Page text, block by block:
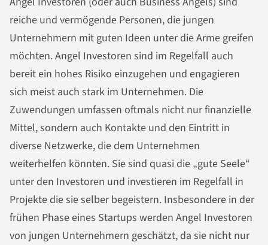
reiche und vermögende Personen, die jungen
Unternehmern mit guten Ideen unter die Arme greifen
möchten. Angel Investoren sind im Regelfall auch
bereit ein hohes Risiko einzugehen und engagieren
sich meist auch stark im Unternehmen. Die
Zuwendungen umfassen oftmals nicht nur finanzielle
Mittel, sondern auch Kontakte und den Eintritt in
diverse Netzwerke, die dem Unternehmen
weiterhelfen könnten. Sie sind quasi die „gute Seele“
unter den Investoren und investieren im Regelfall in
Projekte die sie selber begeistern. Insbesondere in der
frühen Phase eines Startups werden Angel Investoren
von jungen Unternehmern geschätzt, da sie nicht nur